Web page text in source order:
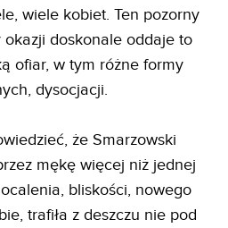
wiele kobiet. Ten pozorny
doskonale oddaje to
ofiar, w tym różne formy
dysocjacji.
że Smarzowski
mękę więcej niż jednej
bliskości, nowego
trafiła z deszczu nie pod